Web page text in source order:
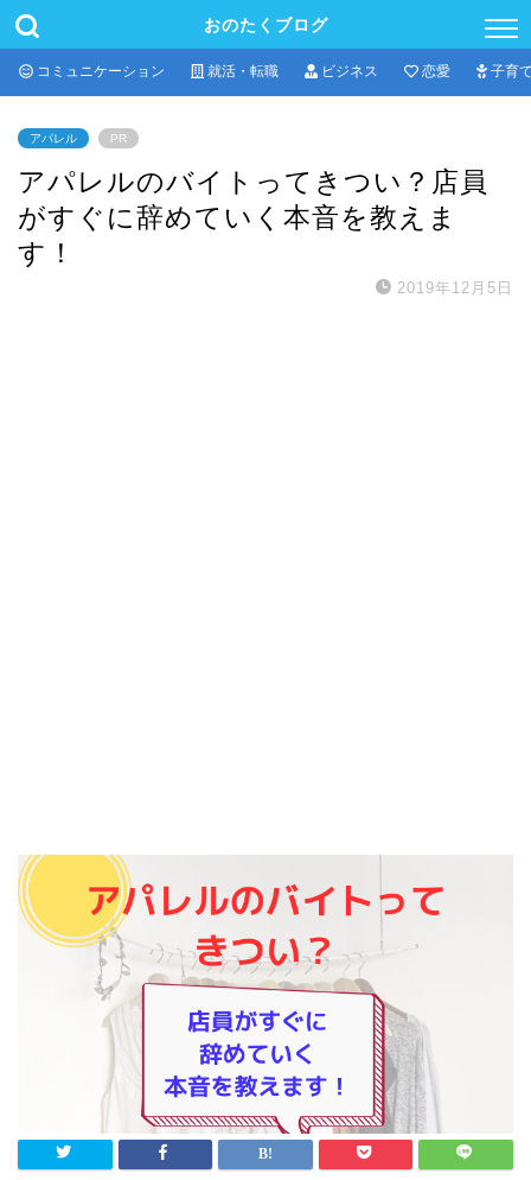
おのたくブログ
コミュニケーション 就活・転職 ビジネス 恋愛 子育
アパレル PR
アパレルのバイトってきつい？店員
がすぐに辞めていく本音を教えま
す！
2019年12月5日